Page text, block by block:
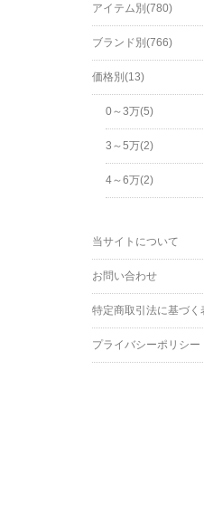
アイテム別(780)
ブランド別(766)
価格別(13)
0～3万(5)
3～5万(2)
4～6万(2)
当サイトについて
お問い合わせ
特定商取引法に基づく
プライバシーポリシー